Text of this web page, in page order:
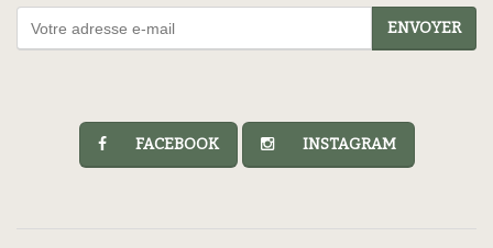
ENVOYER
FACEBOOK INSTAGRAM